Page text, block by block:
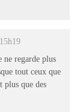
ne regarde plus
tout ceux que
plus que des